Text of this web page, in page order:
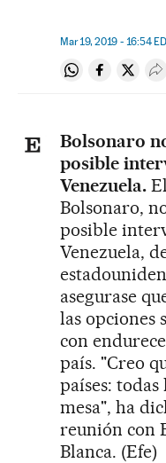
Mar 19, 2019 - 16:54
Compartir en
Bolsonaro
posible
Venezuela.
Bolsonaro,
posible
Venezuela,
asegurase
las opciones
con
país. "Creo
países:
mesa", ha
reunión con
Blanca. (Efe)